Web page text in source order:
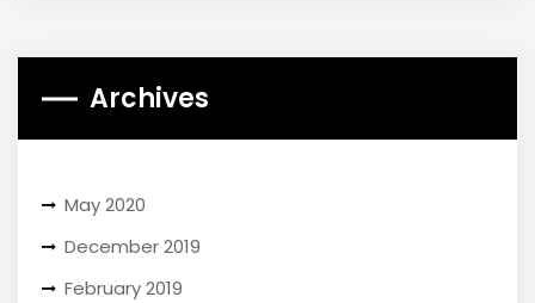
Archives
May 2020
December 2019
February 2019